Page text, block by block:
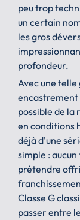
peu trop
un certain
les gros
profondeur.
Avec une
possible de
en conditions
déjà d'une
simple :
prétendre
Classe G
passer entre